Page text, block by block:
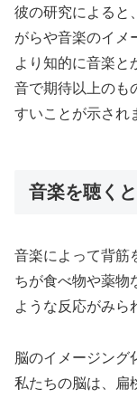
彼の研究によると
がらや音楽のイメ
より知的に音楽と
音で期待以上のも
すいことが示され
音楽を聴く
音楽によって背筋
ちが食べ物や薬物
ような反応がみら
脳のイメージング
私たちの脳は、扁